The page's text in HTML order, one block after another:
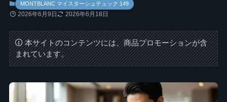
MONTBLANC マイスターシュテュック 149
2026年6月9日 2026年6月18日
本サイトのコンテンツには、商品プロモーションが含
まれています。